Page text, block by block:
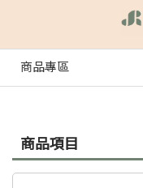
商品專區
商品項目